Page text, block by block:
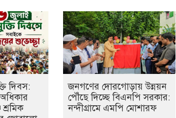
দিবস:
শ্রমিক
জনগণের দোরগোড়ায় উন্নয়ন
পৌঁছে দিচ্ছে বিএনপি সরকার:
নন্দীগ্রামে এমপি মোশারফ